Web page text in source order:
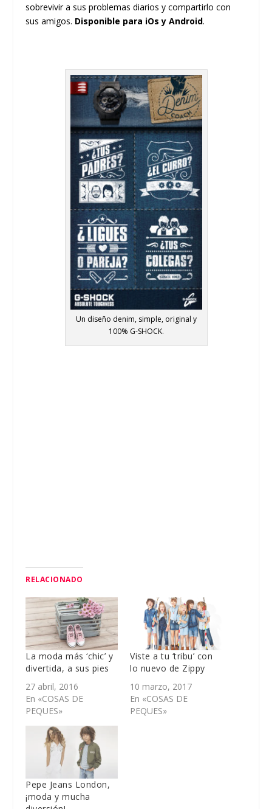
sobrevivir a sus problemas diarios y compartirlo con
sus amigos. Disponible para iOs y Android.
Un diseño denim, simple, original y
100% G-SHOCK.
RELACIONADO
La moda más ‘chic’ y
divertida, a sus pies
27 abril, 2016
En «COSAS DE
PEQUES»
Viste a tu ‘tribu’ con
lo nuevo de Zippy
10 marzo, 2017
En «COSAS DE
PEQUES»
Pepe Jeans London,
¡moda y mucha